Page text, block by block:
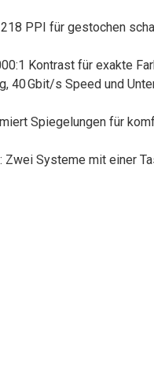
PPI für gestochen
Kontrast für exakte
40 Gbit/s Speed und
Spiegelungen für
Zwei Systeme mit